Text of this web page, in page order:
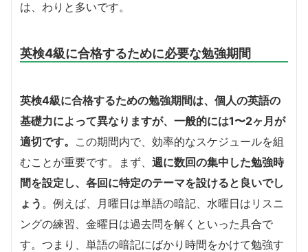
は、わりと多いです。
英検4級に合格するために必要な勉強期間
英検4級に合格するための勉強期間は、個人の英語の
基礎力によって異なりますが、一般的には1〜2ヶ月が
適切です。 この期間内で、効率的なスケジュールを組
むことが重要です。まず、 週に数回の集中した勉強時
間を設定し、各回に特定のテーマを設けると良いでし
ょう 。例えば、月曜日は単語の暗記、水曜日はリスニ
ングの練習、金曜日は過去問を解くといった具合で
す。つまり、単語の暗記にばかり時間をかけて勉強す